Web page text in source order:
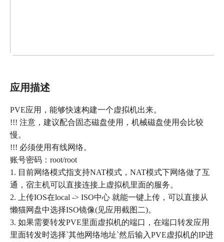
应用描述
PVE应用，能够快速构建一个虚拟机出来。
!!! 注意，建议配合固态磁盘使用，机械磁盘使用会比较
慢。
!!! 必须使用有线网络。
账号密码：root/root
1. 目前网络模式指支持NAT模式，NAT模式下网络做了互
通，宿主机可以直接连接上虚拟机里面的服务。
2. 上传IOS在local -> ISO中心 就能一键上传，可以直接从
懒猫网盘中选择ISO镜像(见应用截图二)。
3. 如果需要转发PVE里面虚拟机的端口，在端口转发应用
里面转发时选择`其他网络地址`然后输入PVE虚拟机的IP进